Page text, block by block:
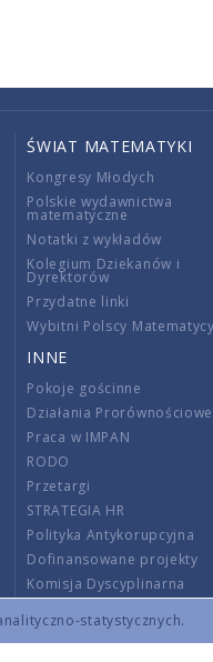
statystycznych.
ŚWIAT MATEMATYKI
Kongresy Młodych
Polskie wydawnictwa
matematyczne
Notatki z wykładów
Kolegium Dziekanów i
Dyrektorów
Przydatne linki
Wybitni Polscy Matematycy
INNE
Pokoje gościnne
Działania Prorównościowe
Praca w IMPAN
RODO
Przetargi
STRATEGIA HR
Polityka Antykorupcyjna
Dofinansowane projekty
Komisja Dyscyplinarna
Wnoszenie opłat